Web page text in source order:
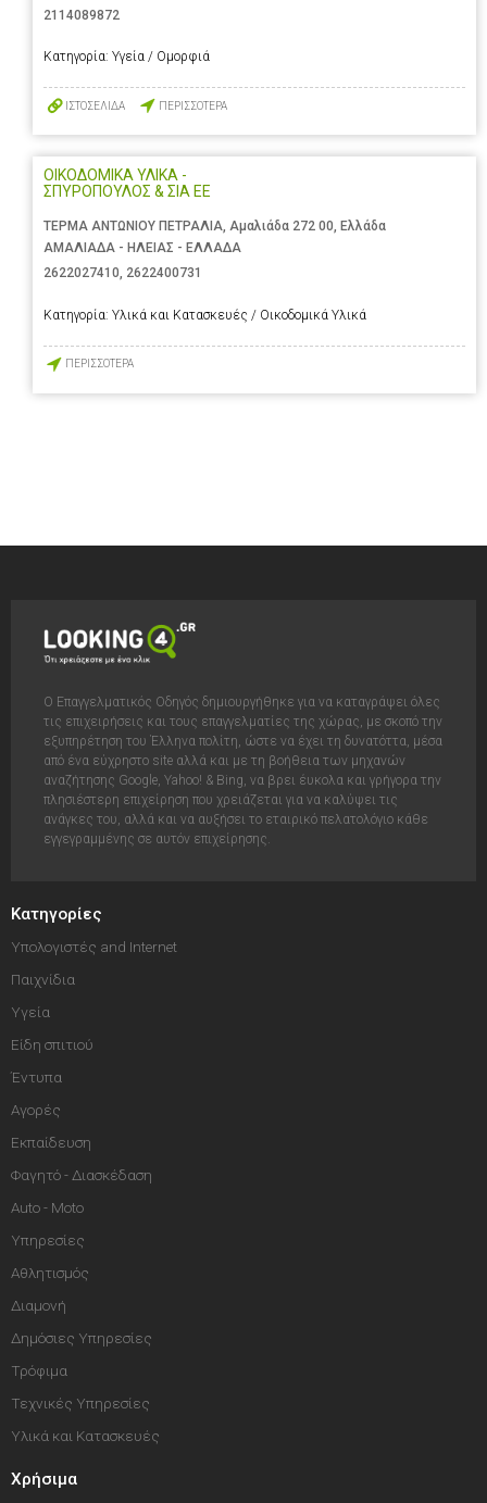
2114089872
Κατηγορία: Υγεία / Ομορφιά
ΙΣΤΟΣΕΛΙΔΑ ΠΕΡΙΣΣΟΤΕΡΑ
ΟΙΚΟΔΟΜΙΚΑ ΥΛΙΚΑ -
ΣΠΥΡΟΠΟΥΛΟΣ & ΣΙΑ ΕΕ
ΤΕΡΜΑ ΑΝΤΩΝΙΟΥ ΠΕΤΡΑΛΙΑ, Αμαλιάδα 272 00, Ελλάδα
ΑΜΑΛΙΑΔΑ - ΗΛΕΙΑΣ - ΕΛΛΑΔΑ
2622027410, 2622400731
Κατηγορία: Υλικά και Κατασκευές / Οικοδομικά Υλικά
ΠΕΡΙΣΣΟΤΕΡΑ
Ο Επαγγελματικός Οδηγός δημιουργήθηκε για να καταγράψει όλες
τις επιχειρήσεις και τους επαγγελματίες της χώρας, με σκοπό την
εξυπηρέτηση του Έλληνα πολίτη, ώστε να έχει τη δυνατόττα, μέσα
από ένα εύχρηστο site αλλά και με τη βοήθεια των μηχανών
αναζήτησης Google, Yahoo! & Bing, να βρει έυκολα και γρήγορα την
πλησιέστερη επιχείρηση που χρειάζεται για να καλύψει τις
ανάγκες του, αλλά και να αυξήσει το εταιρικό πελατολόγιο κάθε
εγγεγραμμένης σε αυτόν επιχείρησης.
Κατηγορίες
Υπολογιστές and Internet
Παιχνίδια
Υγεία
Είδη σπιτιού
Έντυπα
Αγορές
Εκπαίδευση
Φαγητό - Διασκέδαση
Auto - Moto
Υπηρεσίες
Αθλητισμός
Διαμονή
Δημόσιες Υπηρεσίες
Τρόφιμα
Τεχνικές Υπηρεσίες
Υλικά και Κατασκευές
Χρήσιμα